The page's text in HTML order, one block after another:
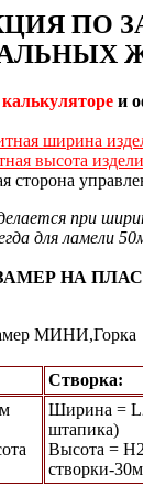
ПО
калькуляторе и
ширина
высота
сторона
при
для ламели
НА
Створка:
Ширина =
штапика)
Высота =
створки-